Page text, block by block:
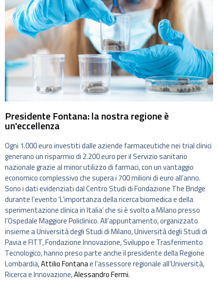
Presidente Fontana: la nostra regione è
un'eccellenza
Ogni 1.000 euro investiti dalle aziende farmaceutiche nei trial clinici
generano un risparmio di 2.200 euro per il Servizio sanitario
nazionale grazie al minor utilizzo di farmaci, con un vantaggio
economico complessivo che supera i 700 milioni di euro all’anno.
Sono i dati evidenziati dal Centro Studi di Fondazione The Bridge
durante l’evento ‘L’importanza della ricerca biomedica e della
sperimentazione clinica in Italia’ che si è svolto a Milano presso
l’Ospedale Maggiore Policlinico. All’appuntamento, organizzato
insieme a Università degli Studi di Milano, Università degli Studi di
Pavia e FITT, Fondazione Innovazione, Sviluppo e Trasferimento
Tecnologico, hanno preso parte anche il presidente della Regione
Lombardia,Attilio Fontanae l’assessore regionale all’Università,
Ricerca e Innovazione,Alessandro Fermi.